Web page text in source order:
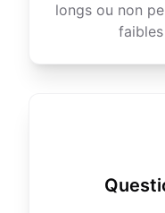
longs ou non